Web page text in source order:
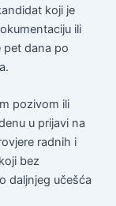
koji je
ili
pet dana po
pozivom ili
u prijavi na
radnih i
bez
daljnjeg učešća